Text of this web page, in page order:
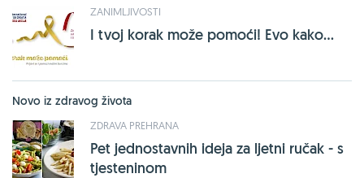
ZANIMLJIVOSTI
I tvoj korak može pomoći! Evo kako...
Novo iz zdravog života
ZDRAVA PREHRANA
Pet jednostavnih ideja za ljetni ručak - s
tjesteninom